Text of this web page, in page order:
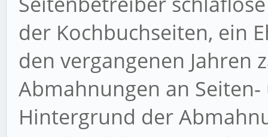
der Kochbuchseiten, ein
den vergangenen Jahren
Abmahnungen an
Hintergrund der